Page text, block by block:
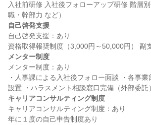
入社前研修 入社後フォローアップ研修 階層
自己啓発支援
自己啓発支援：あり
メンター制度
メンター制度：あり
・人事課による入社後フォロー面談 ・各事
キャリアコンサルティング制度
キャリアコンサルティング制度：あり